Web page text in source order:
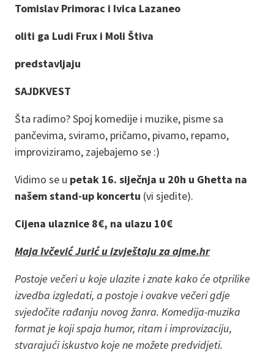
Tomislav Primorac i Ivica Lazaneo
oliti ga Ludi Frux i Moli Štiva
predstavljaju
SAJDKVEST
Šta radimo? Spoj komedije i muzike, pisme sa
pančevima, sviramo, pričamo, pivamo, repamo,
improviziramo, zajebajemo se :)
Vidimo se u petak 16. siječnja u 20h u Ghetta na
našem stand-up koncertu (vi sjedite).
Cijena ulaznice 8€, na ulazu 10€
Maja Ivčević Jurić u izvještaju za ajme.hr
Postoje večeri u koje ulazite i znate kako će otprilike
izvedba izgledati, a postoje i ovakve večeri gdje
svjedočite rađanju novog žanra. Komedija-muzika
format je koji spaja humor, ritam i improvizaciju,
stvarajući iskustvo koje ne možete predvidjeti.